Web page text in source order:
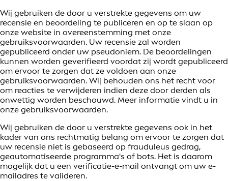
Wij gebruiken de door u verstrekte gegevens om uw
recensie en beoordeling te publiceren en op te slaan op
onze website in overeenstemming met onze
gebruiksvoorwaarden. Uw recensie zal worden
gepubliceerd onder uw pseudoniem. De beoordelingen
kunnen worden geverifieerd voordat zij wordt gepubliceerd
om ervoor te zorgen dat ze voldoen aan onze
gebruiksvoorwaarden. Wij behouden ons het recht voor
om reacties te verwijderen indien deze door derden als
onwettig worden beschouwd. Meer informatie vindt u in
onze gebruiksvoorwaarden.
Wij gebruiken de door u verstrekte gegevens ook in het
kader van ons rechtmatig belang om ervoor te zorgen dat
uw recensie niet is gebaseerd op frauduleus gedrag,
geautomatiseerde programma's of bots. Het is daarom
mogelijk dat u een verificatie-e-mail ontvangt om uw e-
mailadres te valideren.